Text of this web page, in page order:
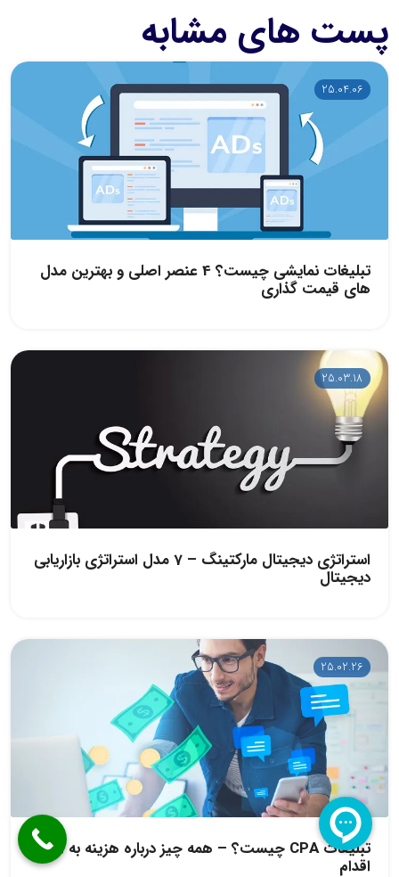
پست های مشابه
25.04.06
تبلیغات نمایشی چیست؟ 4 عنصر اصلی و بهترین مدل
های قیمت گذاری
25.03.18
استراتژی دیجیتال مارکتینگ – 7 مدل استراتژی بازاریابی
دیجیتال
25.02.26
تبلیغات CPA چیست؟ – همه چیز درباره هزینه به ازای
اقدام